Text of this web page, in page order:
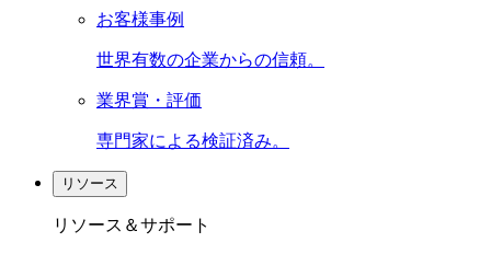
お客様事例
世界有数の企業からの信頼。
業界賞・評価
専門家による検証済み。
リソース
リソース＆サポート